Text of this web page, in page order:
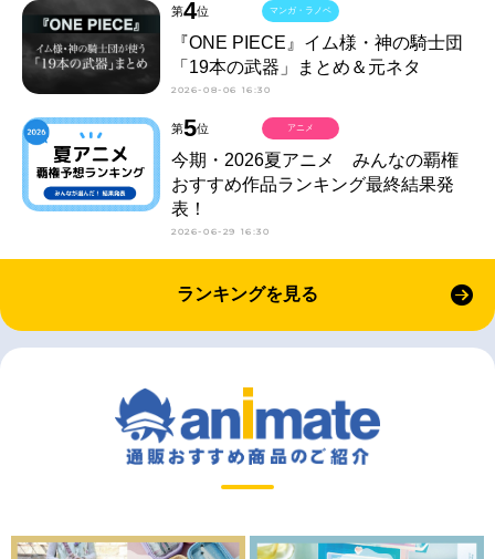
第4位
『ONE PIECE』イム様・神の騎士団
「19本の武器」まとめ＆元ネタ
2026-08-06 16:30
マンガ・ラノベ
第5位
今期・2026夏アニメ みんなの覇権
おすすめ作品ランキング最終結果発
表！
2026-06-29 16:30
アニメ
ランキングを見る